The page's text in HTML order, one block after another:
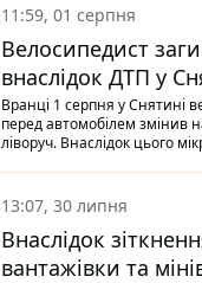
11:59, 01 серпня
Велосипедист
внаслідок ДТП у
Вранці 1 серпня у Снятині
перед автомобілем змінив
ліворуч. Внаслідок цього
13:07, 30 липня
Внаслідок
вантажівки та